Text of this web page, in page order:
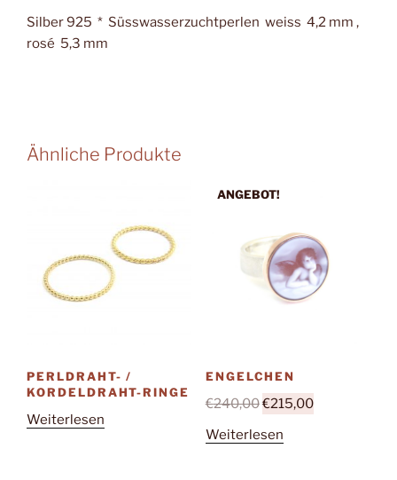
Silber 925 * Süsswasserzuchtperlen weiss 4,2 mm ,
rosé 5,3 mm
Ähnliche Produkte
PERLDRAHT- /
KORDELDRAHT-RINGE
Weiterlesen
ANGEBOT!
ENGELCHEN
€240,00Ursprünglicher
war:
€215,00Aktueller
Weiterlesen